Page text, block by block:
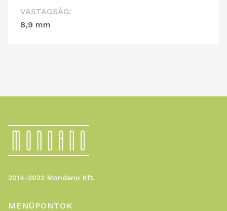
VASTAGSÁG:
8,9 mm
2014-2022 Mondano Kft.
MENÜPONTOK